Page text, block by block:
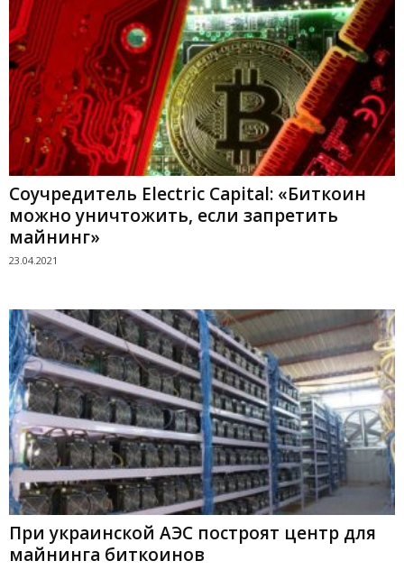
Соучредитель Electric Capital: «Биткоин
можно уничтожить, если запретить
майнинг»
23.04.2021
При украинской АЭС построят центр для
майнинга биткоинов